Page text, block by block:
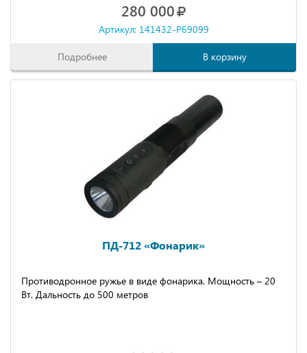
280 000
Артикул: 141432-P69099
Подробнее В корзину
ПД-712 «Фонарик»
Противодронное ружье в виде фонарика. Мощность – 20
Вт. Дальность до 500 метров